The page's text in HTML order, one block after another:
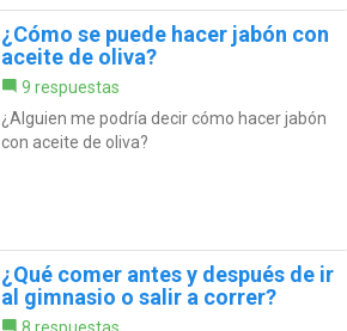
¿Cómo se puede hacer jabón con
aceite de oliva?
9 respuestas
¿Alguien me podría decir cómo hacer jabón
con aceite de oliva?
¿Qué comer antes y después de ir
al gimnasio o salir a correr?
8 respuestas